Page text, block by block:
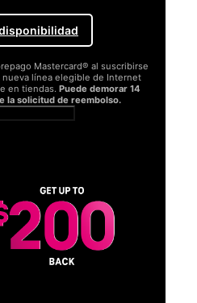
Mastercard® al suscribirse
línea elegible de Internet
en tiendas. Puede demorar 14
la solicitud de reembolso.